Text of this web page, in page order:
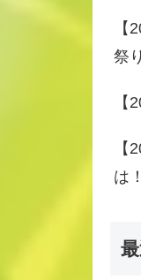
【
祭
【
【
は